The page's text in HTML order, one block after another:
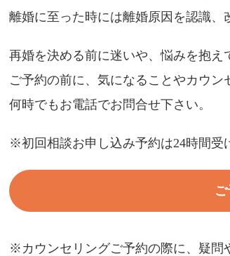
離婚に至った時には離婚原因を認識、
再婚を決める前に迷いや、悩みを抱え
ご予約の前に、気になることやカウ
何時でもお電話でお問合せ下さい。
※初回相談お申し込み予約は24時間受
※カウンセリングご予約の際に、疑問